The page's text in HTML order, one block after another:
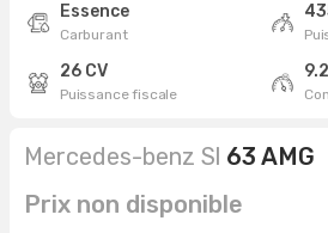
Essence
Carburant
26 CV
Puissance fiscale
Mercedes-benz Sl 63 AMG
Prix non disponible